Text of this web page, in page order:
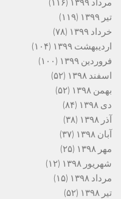
مرداد ۱۳۹۹
(۱۱۶)
تیر ۱۳۹۹
(۱۱۹)
خرداد ۱۳۹۹
(۷۸)
اردیبهشت ۱۳۹۹
(۱۰۴)
فروردین ۱۳۹۹
(۱۰۰)
اسفند ۱۳۹۸
(۵۲)
بهمن ۱۳۹۸
(۵۲)
دی ۱۳۹۸
(۸۴)
آذر ۱۳۹۸
(۳۸)
آبان ۱۳۹۸
(۳۷)
مهر ۱۳۹۸
(۲۵)
شهریور ۱۳۹۸
(۱۲)
مرداد ۱۳۹۸
(۱۵)
تیر ۱۳۹۸
(۵۲)